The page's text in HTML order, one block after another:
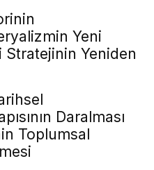
Yeni
Stratejinin Yeniden
Daralması
Toplumsal